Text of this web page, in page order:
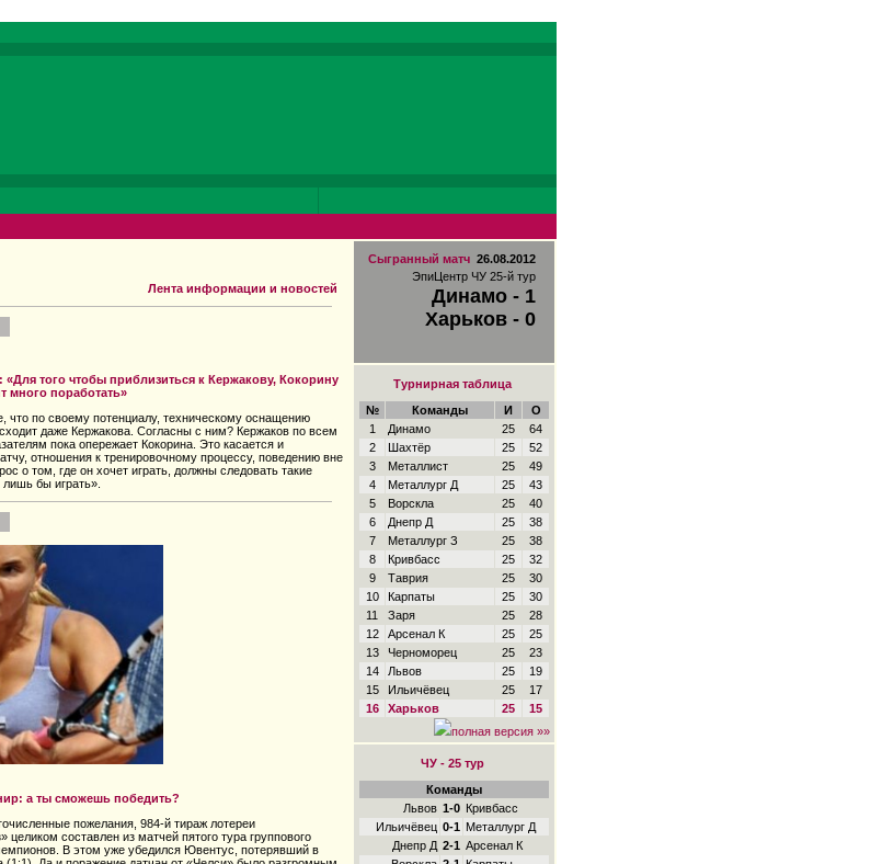
Лента информации и новостей
«Для того чтобы приблизиться к Кержакову, Кокорину
много поработать»
что по своему потенциалу, техническому оснащению
даже Кержакова. Согласны с ним? Кержаков по всем
пока опережает Кокорина. Это касается и
отношения к тренировочному процессу, поведению вне
о том, где он хочет играть, должны следовать такие
бы играть».
а ты сможешь победить?
пожелания, 984-й тираж лотереи
целиком составлен из матчей пятого тура группового
В этом уже убедился Ювентус, потерявший в
Сыгранный матч 26.08.2012
ЭпиЦентр ЧУ 25-й тур
Динамо - 1
Харьков - 0
Турнирная таблица
№ Команды И
О
1
Динамо 25
64
2
Шахтёр 25
52
3
Металлист 25
49
4
Металлург Д 25
43
5
Ворскла 25
40
6
Днепр Д 25
38
7
Металлург З 25
38
8
Кривбасс 25
32
9
Таврия 25
30
10
Карпаты 25
30
11
Заря 25
28
12
Арсенал К 25
25
13
Черноморец 25
23
14
Львов 25
19
15
Ильичёвец 25
17
16
Харьков 25
15
полная версия »»
ЧУ - 25 тур
Команды
Львов 1-0 Кривбасс
Ильичёвец 0-1 Металлург Д
Днепр Д 2-1 Арсенал К